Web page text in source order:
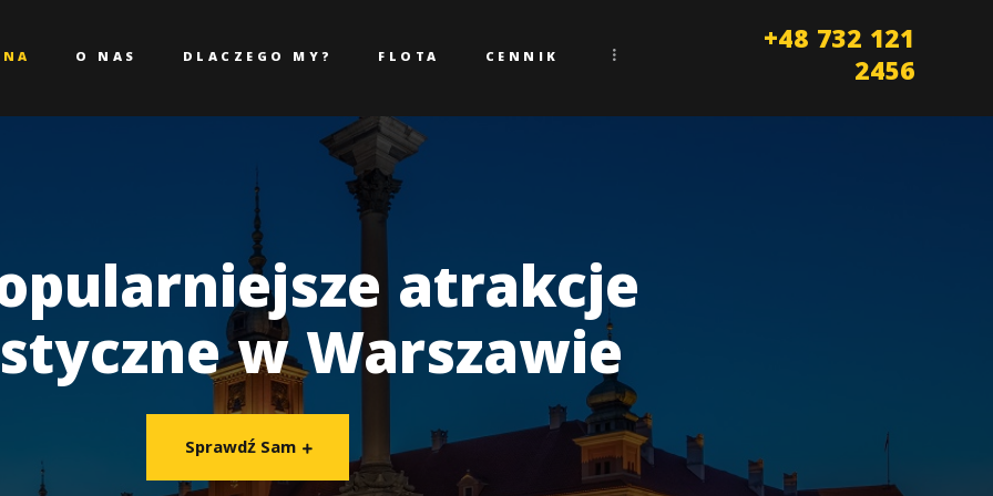
O NAS DLACZEGO MY? FLOTA CENNIK +48 732 121
2456
GŁÓWNA
atrakcje
w Warszawie
Sprawdź Sam